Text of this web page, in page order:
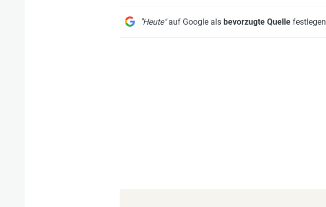
"Heute"auf Google als bevorzugte Quellefestlegen